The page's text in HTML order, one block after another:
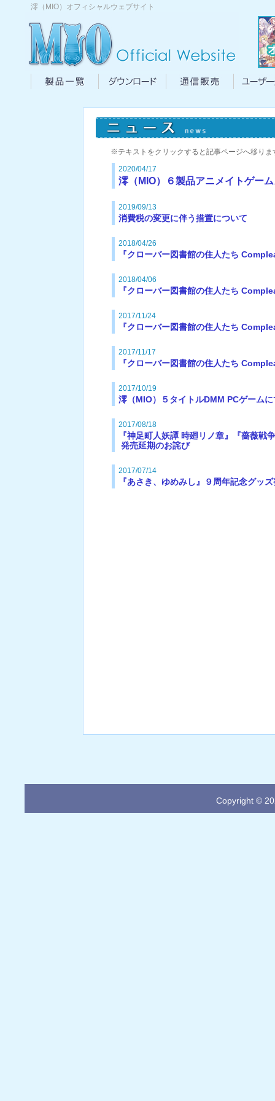
澪（MIO）オフィシャルウェブサイト
製品一覧|澪（MIO）ダウンロード|澪（MIO）
通信販
※テキストをクリックすると記事ページへ移りま
2020/04/17
澪（MIO）６製品アニメイトゲー
2019/09/13
消費税の変更に伴う措置について
2018/04/26
『クローバー図書館の住人たち
2018/04/06
『クローバー図書館の住人たち
2017/11/24
『クローバー図書館の住人たち
2017/11/17
『クローバー図書館の住人たち
2017/10/19
澪（MIO）５タイトルDMM PCゲーム
2017/08/18
『神足町人妖譚 時廻リノ章』『薔薇
発売延期のお詫び
2017/07/14
『あさき、ゆめみし』９周年記念グッ